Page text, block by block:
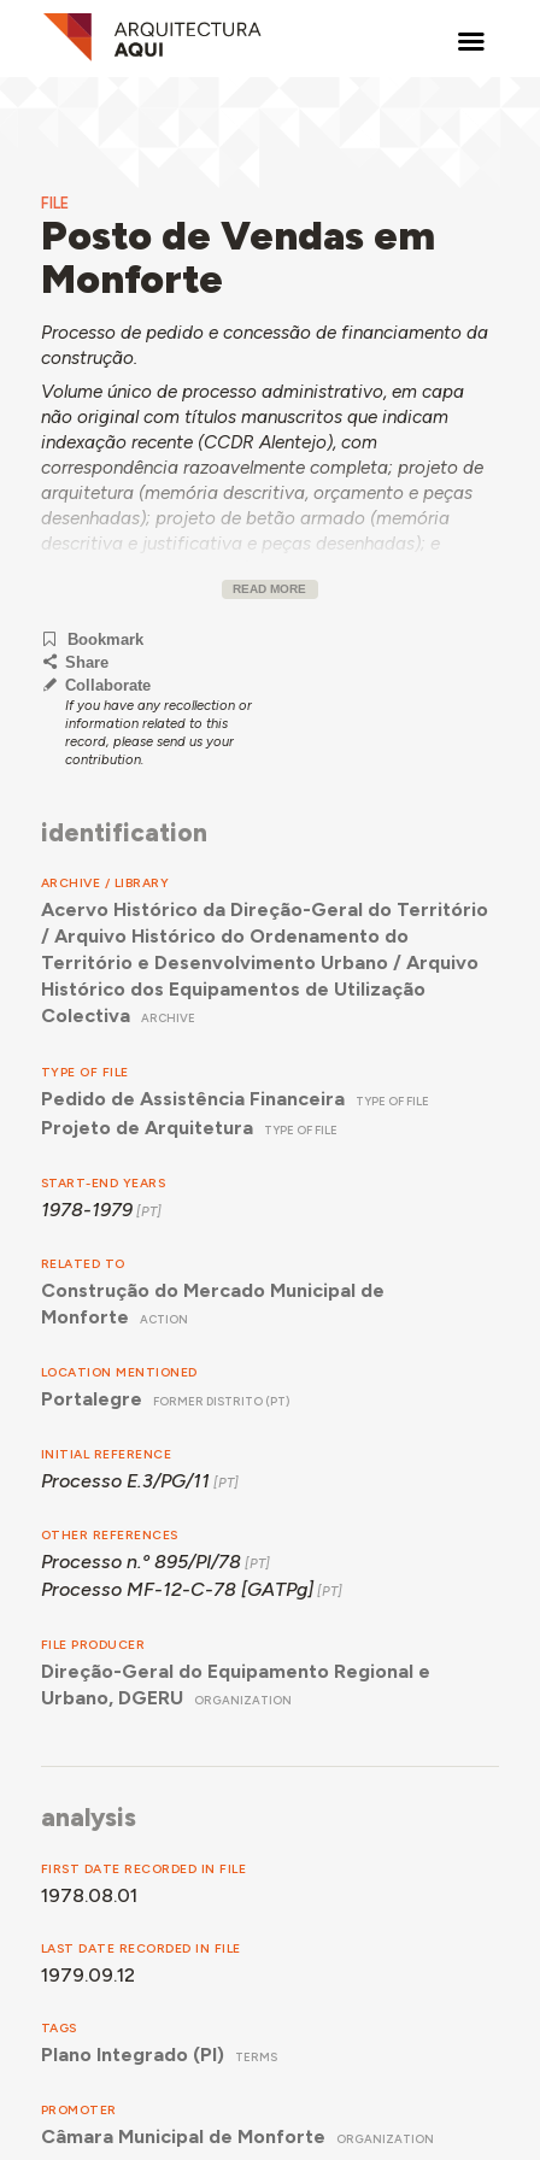
FILE
Posto de Vendas em
Monforte
Processo de pedido e concessão de financiamento da
construção.
Volume único de processo administrativo, em capa
não original com títulos manuscritos que indicam
indexação recente (CCDR Alentejo), com
correspondência razoavelmente completa; projeto de
arquitetura (memória descritiva, orçamento e peças
desenhadas); projeto de betão armado (memória
descritiva e justificativa e peças desenhadas); e
orçamento); e programa do concurso.
READ MORE
Bookmark
Share
Collaborate
If you have any recollection or
information related to this
record, please send us your
contribution.
identification
ARCHIVE / LIBRARY
Acervo Histórico da Direção-Geral do Território
/ Arquivo Histórico do Ordenamento do
Território e Desenvolvimento Urbano / Arquivo
Histórico dos Equipamentos de Utilização
Colectiva
ARCHIVE
TYPE OF FILE
Pedido de Assistência Financeira TYPE OF FILE
Projeto de Arquitetura TYPE OF FILE
START-END YEARS
1978-1979
RELATED TO
Construção do Mercado Municipal de
Monforte
ACTION
LOCATION MENTIONED
Portalegre FORMER DISTRITO (PT)
INITIAL REFERENCE
Processo E.3/PG/11
OTHER REFERENCES
Processo n.º 895/PI/78
Processo MF-12-C-78 [GATPg]
FILE PRODUCER
Direção-Geral do Equipamento Regional e
Urbano, DGERU
ORGANIZATION
analysis
FIRST DATE RECORDED IN FILE
1978.08.01
LAST DATE RECORDED IN FILE
1979.09.12
TAGS
Plano Integrado (PI) TERMS
PROMOTER
Câmara Municipal de Monforte ORGANIZATION